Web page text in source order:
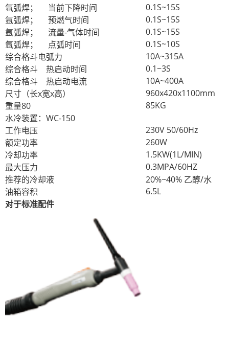
氩弧焊；
当前下降时间
0.1S~15S
氩弧焊；
预燃气时间
0.1S~15S
氩弧焊；
流量-气体时间
0.1S~15S
氩弧焊；
点弧时间
0.1S~10S
综合格斗电弧力
10A~315A
综合格斗
热启动时间
0.1~3S
综合格斗
热启动电流
10A~400A
尺寸（长x宽x高）
960x420x1100mm
重量80
85KG
水冷装置：WC-150
工作电压
230V 50/60Hz
额定功率
260W
冷却功率
1.5KW(1L/MIN)
最大压力
0.3MPA/60HZ
推荐的冷却液
20%~40% 乙醇/水
油箱容积
6.5L
对于标准配件